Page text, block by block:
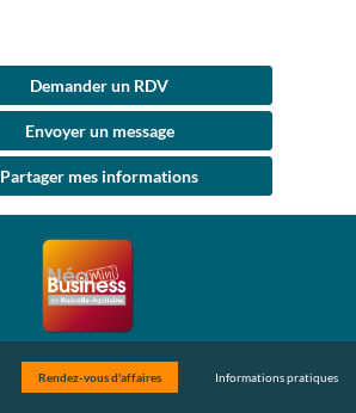
Demander un RDV
Envoyer un message
Partager mes informations
Suivez-nous sur LinkedIn
Rendez-vous d'affaires Informations pratiques